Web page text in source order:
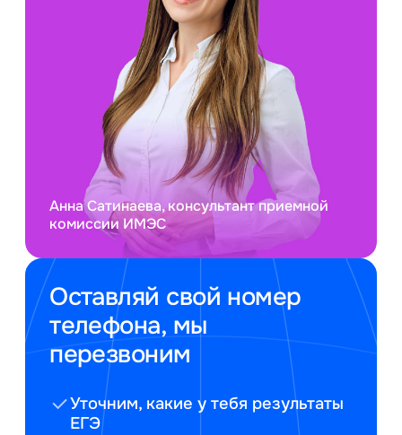
Оставляй свой номер
телефона, мы
перезвоним
Уточним, какие у тебя результаты
ЕГЭ
Анна Сатинаева, консультант приемной
комиссии ИМЭС